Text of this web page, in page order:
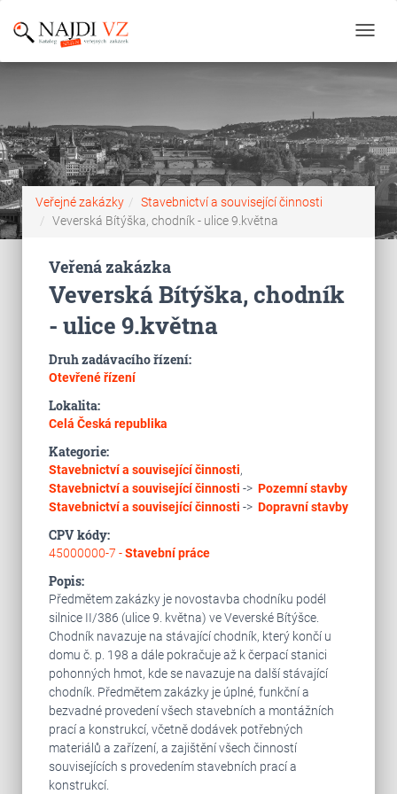
Veřejné zakázky
Stavebnictví a související činnosti
Veverská Bítýška, chodník - ulice 9.května
Veřená zakázka
Veverská Bítýška, chodník
- ulice 9.května
Druh zadávacího řízení:
Otevřené řízení
Lokalita:
Celá Česká republika
Kategorie:
Stavebnictví a související činnosti,
Stavebnictví a související činnosti -> Pozemní stavby
Stavebnictví a související činnosti -> Dopravní stavby
CPV kódy:
45000000-7 -Stavební práce
Popis:
Předmětem zakázky je novostavba chodníku podél
silnice II/386 (ulice 9. května) ve Veverské Bítýšce.
Chodník navazuje na stávající chodník, který končí u
domu č. p. 198 a dále pokračuje až k čerpací stanici
pohonných hmot, kde se navazuje na další stávající
chodník. Předmětem zakázky je úplné, funkční a
bezvadné provedení všech stavebních a montážních
prací a konstrukcí, včetně dodávek potřebných
materiálů a zařízení, a zajištění všech činností
souvisejících s provedením stavebních prací a
konstrukcí.